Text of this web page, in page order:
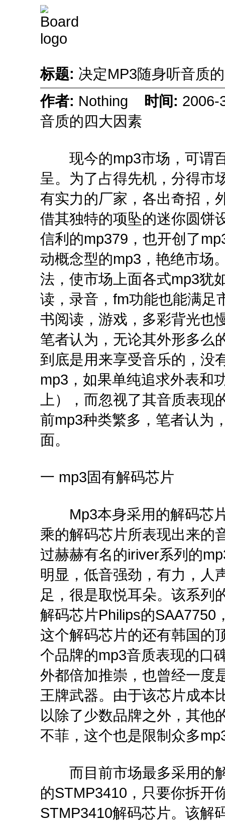
标题: 决定MP3随身听音质
作者: Nothing 时间:
音质的四大因素
现今的mp3市场，可谓百
呈。为了占得先机，分得市
有实力的厂家，各出奇招，
借其独特的项坠的迷你圆饼
信利的mp379，也开创了
动概念型的mp3，艳绝市场
法，使市场上面各式mp3犹
读，录音，fm功能也能满足
书阅读，游戏，多彩背光也
笔者认为，无论其外形多么
到底是用来享受音乐的，没
mp3，如果单纯追求外表和
上），而忽视了其音质表
前mp3种类繁多，笔者认为
面。
一 mp3固有解码芯片
Mp3本身采用的解码芯片
乘的解码芯片所表现出来的
过赫赫有名的iriver系列的
明显，低音强劲，有力，人
足，很是取悦耳朵。该系列
解码芯片Philips的SAA7750
这个解码芯片的还有韩国的
个品牌的mp3音质表现的口
外都倍加推崇，也曾经一度
王牌武器。由于该芯片成本
以除了少数品牌之外，其他
不菲，这个也是限制众多
而目前市场最多采用的解
的STMP3410，只要你拆开
STMP3410解码芯片。该解